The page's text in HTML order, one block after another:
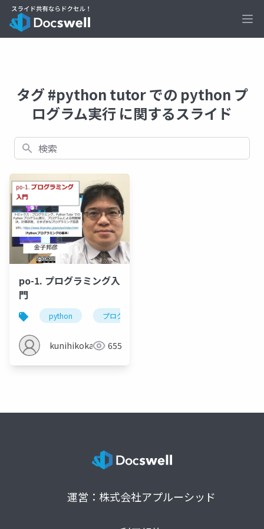
タグ #python tutor での python プ
ログラム実行 に関するスライド
検索
po-1. プログラミング入
門
python プログラミング
kunihikokaneko655
運営：株式会社アプルーシッド